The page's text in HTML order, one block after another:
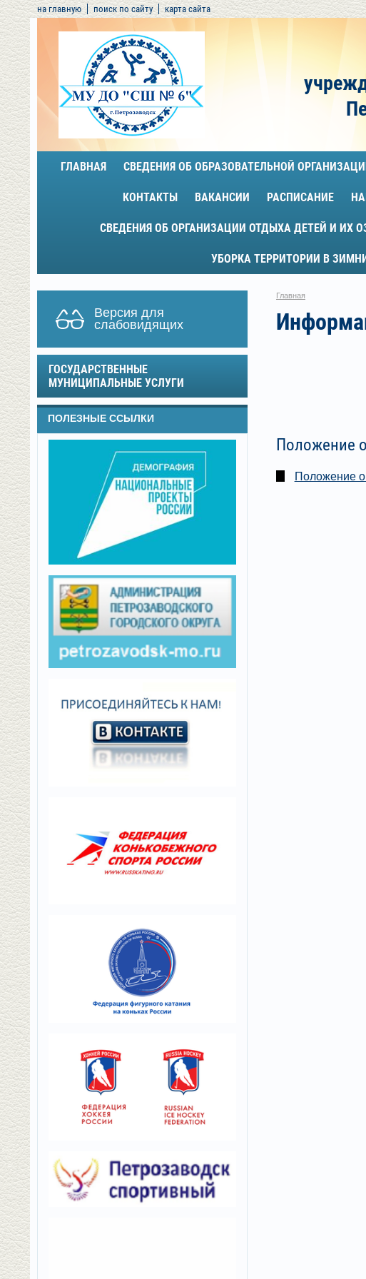
на главную поиск по сайту карта сайта
ГЛАВНАЯ СВЕДЕНИЯ ОБ ОБРАЗОВАТЕЛЬНОЙ
КОНТАКТЫ ВАКАНСИИ РАСПИСАНИЕ
СВЕДЕНИЯ ОБ ОРГАНИЗАЦИИ ОТДЫХА ДЕТЕЙ И ИХ
УБОРКА ТЕРРИТОРИИ В
Версия для
слабовидящих
ГОСУДАРСТВЕННЫЕ
МУНИЦИПАЛЬНЫЕ УСЛУГИ
ПОЛЕЗНЫЕ ССЫЛКИ
Главная
Положение
Положение